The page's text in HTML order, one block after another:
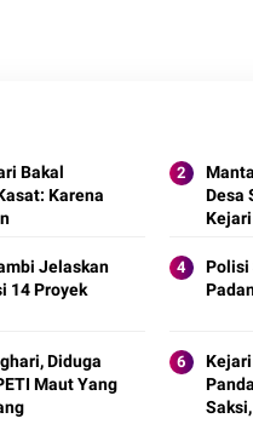
Bakal
Karena
Desa
Kejari
Jelaskan
14 Proyek
Polisi
Diduga
Maut Yang